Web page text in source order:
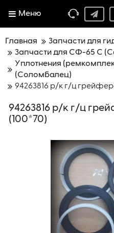
Меню
Главная
Запчасти для
Запчасти для СФ-65 С
Уплотнения
(Соломбалец)
94263816 р/к г/ц
94263816 р/к г/ц
(100*70)